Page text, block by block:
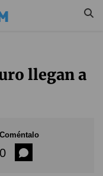
llegan a
Coméntalo
0